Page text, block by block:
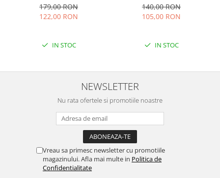
179,00 RON
122,00 RON
IN STOC
140,00 RON
105,00 RON
IN STOC
NEWSLETTER
Nu rata ofertele si promotiile noastre
Vreau sa primesc newsletter cu promotiile
magazinului. Afla mai multe in Politica de
Confidentialitate